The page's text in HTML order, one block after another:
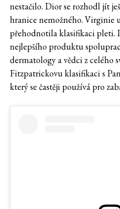
nestačilo. Dior se rozhodl jít
hranice nemožného. Virginie
přehodnotila klasifikaci pleti.
nejlepšího produktu
dermatology a vědci z celého
Fitzpatrickovu klasifikaci s
který se častěji používá pro